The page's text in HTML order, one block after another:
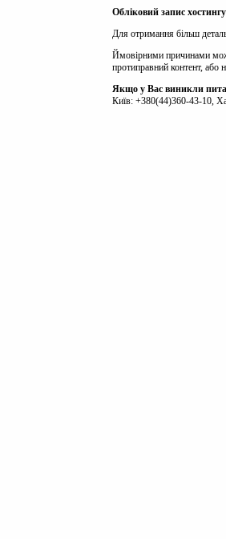
Обліковий запис
Для отримання більш
Ймовірними причинами
протиправний контент, або
Якщо у Вас виникли
Київ: +380(44)360-43-10,